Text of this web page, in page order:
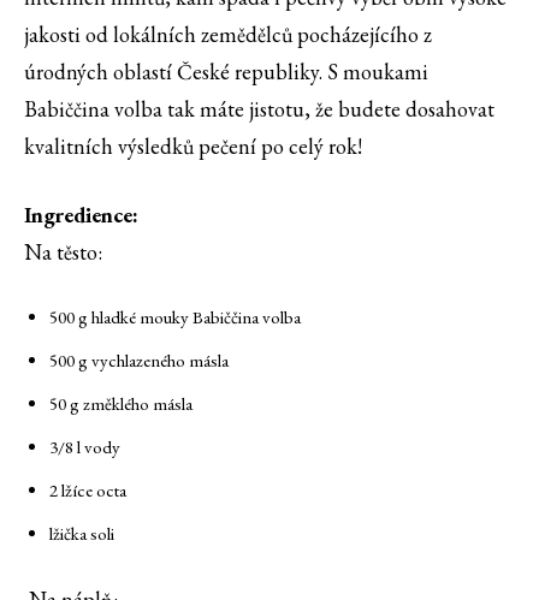
jakosti od lokálních zemědělců pocházejícího z
úrodných oblastí České republiky. S moukami
Babiččina volba tak máte jistotu, že budete dosahovat
kvalitních výsledků pečení po celý rok!
Ingredience:
Na těsto:
500 g hladké mouky Babiččina volba
500 g vychlazeného másla
50 g změklého másla
3/8 l vody
2 lžíce octa
lžička soli